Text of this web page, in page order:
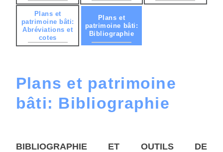
Plans et
patrimoine bâti:
Abréviations et
cotes
Plans et
patrimoine bâti:
Bibliographie
Plans et patrimoine
bâti: Bibliographie
BIBLIOGRAPHIE ET OUTILS DE